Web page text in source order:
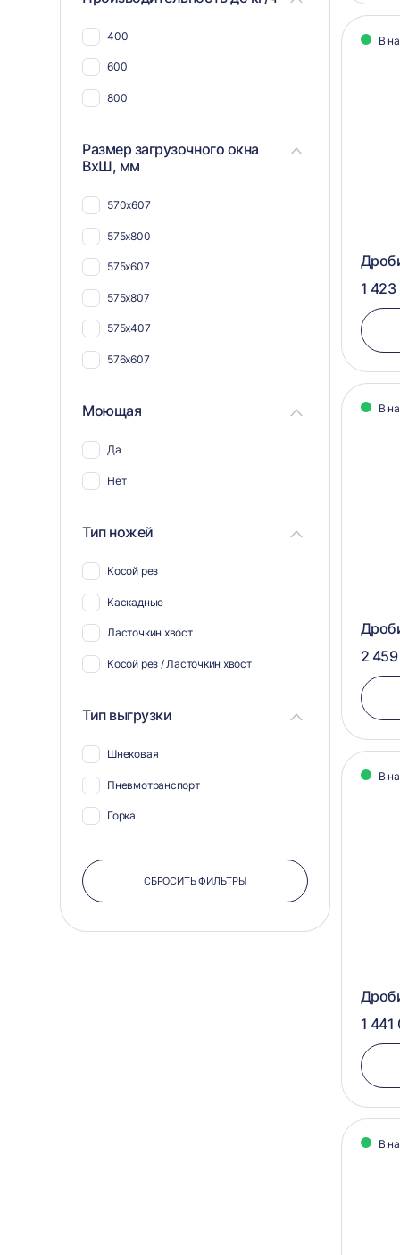
Для арболита
Для плат и радиодеталей
Для шпона
Для поддонов и паллет
Для труб
400
600
800
Размер загрузочного окна
ВхШ, мм
570х607
575х800
575х607
575х807
575х407
576х607
Моющая
Да
Нет
Тип ножей
Косой рез
Каскадные
Ласточкин хвост
Косой рез / Ласточкин хвост
Тип выгрузки
Шнековая
Пневмотранспорт
Горка
СБРОСИТЬ ФИЛЬТРЫ
В
1
В
2
В
1
В